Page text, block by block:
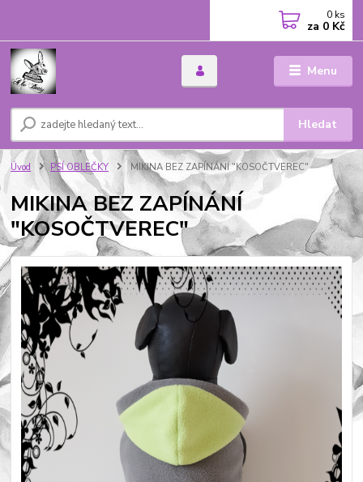
Menu
Hledat
0 ks
za 0 Kč
Úvod PSÍ OBLEČKY MIKINA BEZ ZAPÍNÁNÍ "KOSOČTVEREC"
MIKINA BEZ ZAPÍNÁNÍ
"KOSOČTVEREC"